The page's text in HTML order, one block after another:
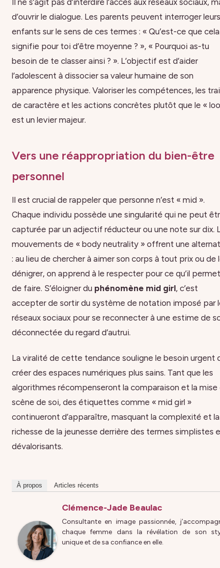
Il ne s’agit pas d’interdire l’accès aux réseaux sociaux,
d’ouvrir le dialogue. Les parents peuvent interroger leurs
enfants sur le sens de ces termes : « Qu’est-ce que cela
signifie pour toi d’être moyenne ? », « Pourquoi as-tu
besoin de te classer ainsi ? ». L’objectif est d’aider
l’adolescent à dissocier sa valeur humaine de son
apparence physique. Valoriser les compétences, les
de caractère et les actions concrètes plutôt que le «
est un levier majeur.
Vers une réappropriation du bien-être
personnel
Il est crucial de rappeler que personne n’est « mid ».
Chaque individu possède une singularité qui ne peut
capturée par un adjectif réducteur ou une note sur dix.
mouvements de « body neutrality » offrent une
: au lieu de chercher à aimer son corps à tout prix ou de
dénigrer, on apprend à le respecter pour ce qu’il permet
de faire. S’éloigner du phénomène mid girl, c’est
accepter de sortir du système de notation imposé par
réseaux sociaux pour se reconnecter à une estime de
déconnectée du regard d’autrui.
La viralité de cette tendance souligne le besoin urgent
créer des espaces numériques plus sains. Tant que les
algorithmes récompenseront la comparaison et la mise
scène de soi, des étiquettes comme « mid girl »
continueront d’apparaître, masquant la complexité et la
richesse de la jeunesse derrière des termes simplistes
dévalorisants.
À propos Articles récents
Clémence-Jade Beaulac
Consultante en image passionnée,
chaque femme dans la révélation de son
unique et de sa confiance en elle.